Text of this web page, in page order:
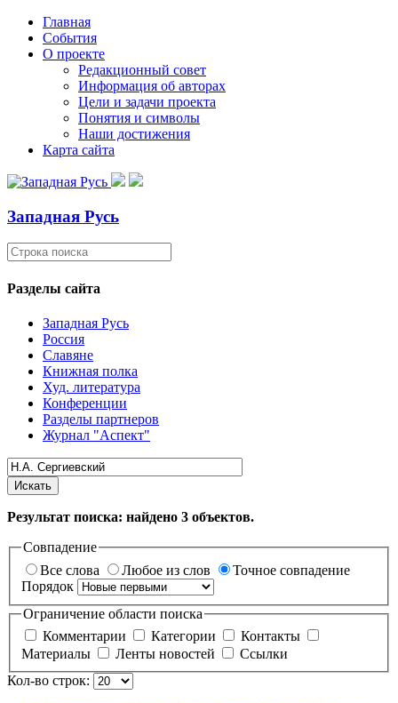
Главная
События
О проекте
Редакционный совет
Информация об авторах
Цели и задачи проекта
Понятия и символы
Наши достижения
Карта сайта
Западная Русь
Разделы сайта
Западная Русь
Россия
Славяне
Книжная полка
Худ. литература
Конференции
Разделы партнеров
Журнал "Аспект"
Искать
Результат поиска: найдено 3 объектов.
Совпадение
Все слова
Любое из слов
Точное совпадение
Порядок
Ограничение области поиска
Комментарии
Категории
Контакты
Материалы
Ленты новостей
Ссылки
Кол-во строк: